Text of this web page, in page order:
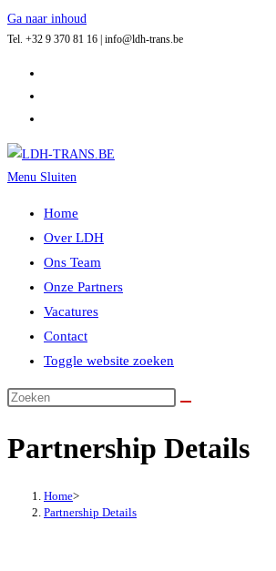
Ga naar inhoud
Tel. +32 9 370 81 16 | info@ldh-trans.be
Menu Sluiten
Home
Over LDH
Ons Team
Onze Partners
Vacatures
Contact
Toggle website zoeken
Partnership Details
Home>
Partnership Details